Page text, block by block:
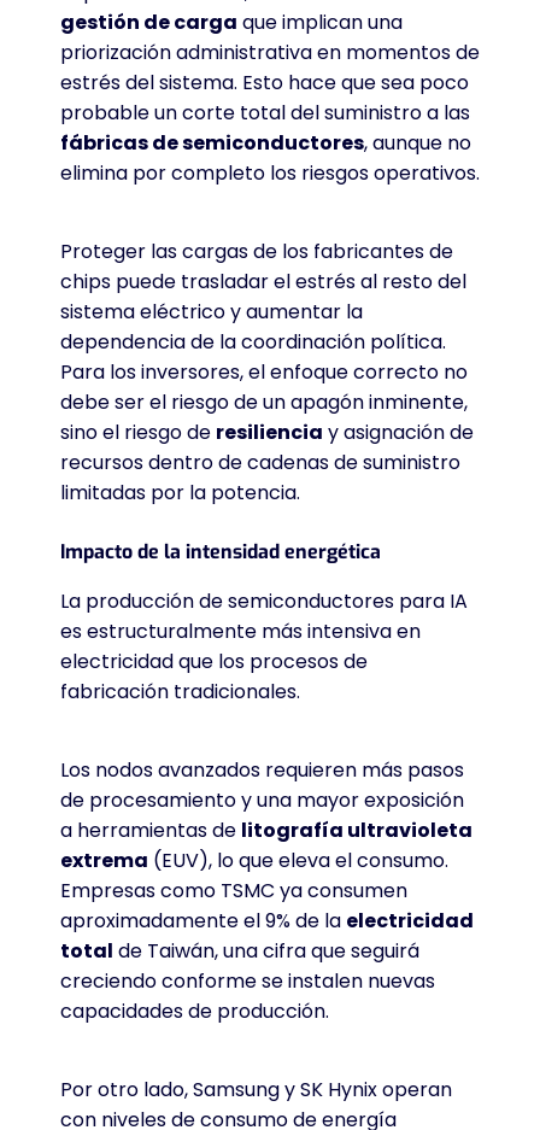
gestión de carga que implican una
priorización administrativa en momentos de
estrés del sistema. Esto hace que sea poco
probable un corte total del suministro a las
fábricas de semiconductores, aunque no
elimina por completo los riesgos operativos.
Proteger las cargas de los fabricantes de
chips puede trasladar el estrés al resto del
sistema eléctrico y aumentar la
dependencia de la coordinación política.
Para los inversores, el enfoque correcto no
debe ser el riesgo de un apagón inminente,
sino el riesgo de resiliencia y asignación de
recursos dentro de cadenas de suministro
limitadas por la potencia.
Impacto de la intensidad energética
La producción de semiconductores para IA
es estructuralmente más intensiva en
electricidad que los procesos de
fabricación tradicionales.
Los nodos avanzados requieren más pasos
de procesamiento y una mayor exposición
a herramientas de litografía ultravioleta
extrema (EUV), lo que eleva el consumo.
Empresas como TSMC ya consumen
aproximadamente el 9% de la electricidad
total de Taiwán, una cifra que seguirá
creciendo conforme se instalen nuevas
capacidades de producción.
Por otro lado, Samsung y SK Hynix operan
con niveles de consumo de energía